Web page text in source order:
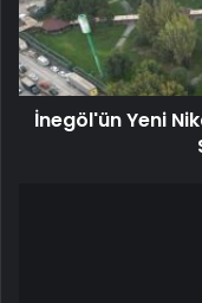
İnegöl'ün Yeni